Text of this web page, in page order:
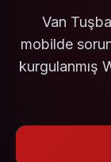
Van
mobilde
kurgulanmış